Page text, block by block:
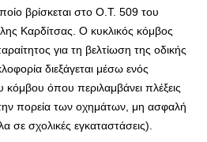
βρίσκεται στο Ο.Τ. 509 του
Καρδίτσας. Ο κυκλικός κόμβος
για τη βελτίωση της οδικής
διεξάγεται μέσω ενός
όπου περιλαμβάνει πλέξεις
πορεία των οχημάτων, μη ασφαλή
σε σχολικές εγκαταστάσεις).